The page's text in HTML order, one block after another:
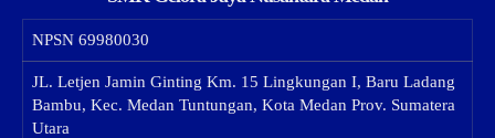
NPSN 69980030
JL. Letjen Jamin Ginting Km. 15 Lingkungan I, Baru Ladang
Bambu, Kec. Medan Tuntungan, Kota Medan Prov. Sumatera
Utara